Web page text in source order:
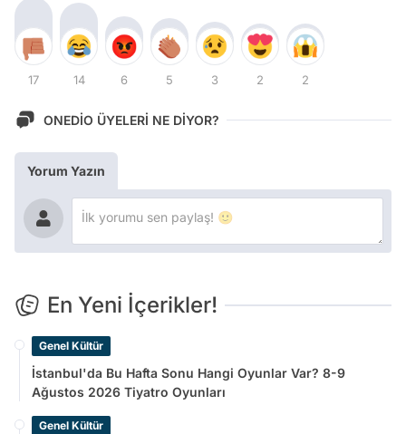
17 14 6 5 3 2 2
ONEDİO ÜYELERİ NE DİYOR?
Yorum Yazın
En Yeni İçerikler!
Genel Kültür
İstanbul'da Bu Hafta Sonu Hangi Oyunlar Var? 8-9
Ağustos 2026 Tiyatro Oyunları
Genel Kültür